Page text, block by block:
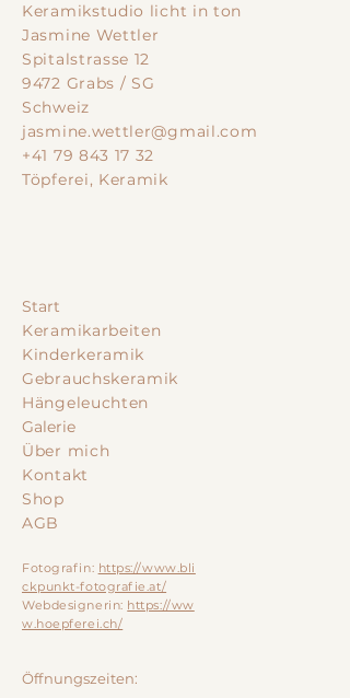
Keramikstudio licht in ton
Jasmine Wettler
Spitalstrasse 12
9472 Grabs / SG
Schweiz
jasmine.wettler@gmail.com
+41 79 843 17 32
Töpferei, Keramik
Start
Keramikarbeiten
Kinderkeramik
Gebrauchskeramik
Hängeleuchten
Galerie
Über mich
Kontakt
Shop
AGB
Fotografin: https://www.bli
ckpunkt-fotografie.at/
Webdesignerin: https://ww
w.hoepferei.ch/
Öffnungszeiten: